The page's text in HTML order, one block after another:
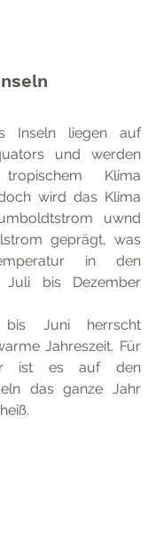
Inseln liegen auf
und werden
Klima
wird das Klima
uwnd
geprägt, was
in den
Juli bis Dezember
Juni herrscht
Jahreszeit. Für
ist es auf den
das ganze Jahr